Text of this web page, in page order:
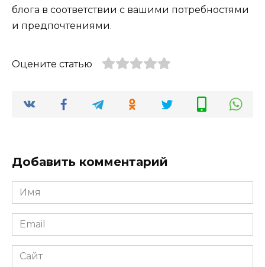
блога в соответствии с вашими потребностями
и предпочтениями.
Оцените статью
Добавить комментарий
Имя
*
Email
*
Сайт